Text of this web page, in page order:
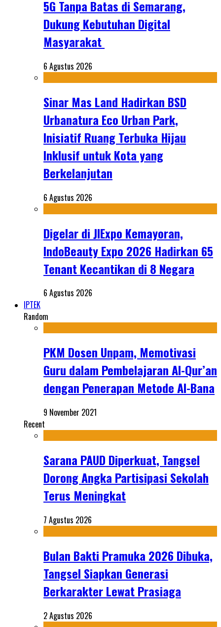
5G Tanpa Batas di Semarang,
Dukung Kebutuhan Digital
Masyarakat
6 Agustus 2026
Sinar Mas Land Hadirkan BSD
Urbanatura Eco Urban Park,
Inisiatif Ruang Terbuka Hijau
Inklusif untuk Kota yang
Berkelanjutan
6 Agustus 2026
Digelar di JIExpo Kemayoran,
IndoBeauty Expo 2026 Hadirkan 65
Tenant Kecantikan di 8 Negara
6 Agustus 2026
IPTEK
Random
PKM Dosen Unpam, Memotivasi
Guru dalam Pembelajaran Al-Qur’an
dengan Penerapan Metode Al-Bana
9 November 2021
Recent
Sarana PAUD Diperkuat, Tangsel
Dorong Angka Partisipasi Sekolah
Terus Meningkat
7 Agustus 2026
Bulan Bakti Pramuka 2026 Dibuka,
Tangsel Siapkan Generasi
Berkarakter Lewat Prasiaga
2 Agustus 2026